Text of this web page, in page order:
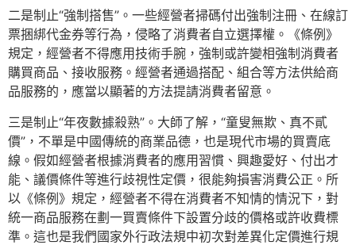
二是制止“強制搭售”。一些經營者掃碼付出強制注冊、在線訂
票捆綁代金券等行為，侵略了消費者自立選擇權。《條例》
規定，經營者不得應用技術手腕，強制或許變相強制消費者
購買商品、接收服務。經營者通過搭配、組合等方法供給商
品服務的，應當以顯著的方法提請消費者留意。
三是制止“年夜數據殺熟”。大師了解，“童叟無欺、真不貳
價”，不單是中國傳統的商業品德，也是現代市場的買賣底
線。假如經營者根據消費者的應用習慣、興趣愛好、付出才
能、議價條件等進行歧視性定價，很能夠損害消費公正。所
以《條例》規定，經營者不得在消費者不知情的情況下，對
統一商品服務在劃一買賣條件下設置分歧的價格或許收費標
準。這也是我們國家外行政法規中初次對差異化定價進行規